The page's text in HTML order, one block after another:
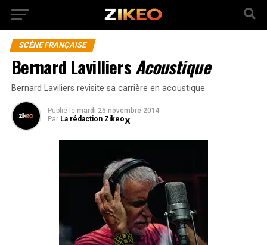
SCÈNE FRANÇAISE
Bernard LavilliersAcoustique
Bernard Laviliers revisite sa carrière en acoustique
Publié le mardi 25 novembre 2014
Par La rédaction Zikeo